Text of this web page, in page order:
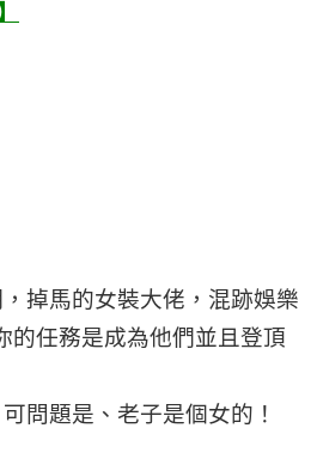
掉馬的女裝大佬，混跡娛樂
的任務是成為他們並且登頂
問題是、老子是個女的！